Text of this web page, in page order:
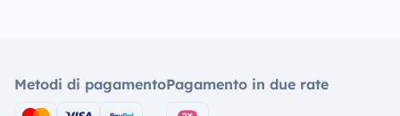
Metodi di pagamentoPagamento in due rate